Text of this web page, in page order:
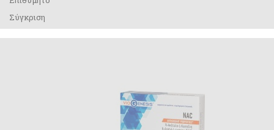
Σύγκριση